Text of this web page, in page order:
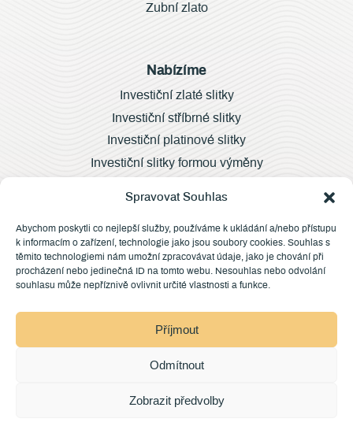
Spravovat Souhlas
Abychom poskytli co nejlepší služby, používáme k ukládání a/nebo přístupu
k informacím o zařízení, technologie jako jsou soubory cookies. Souhlas s
těmito technologiemi nám umožní zpracovávat údaje, jako je chování při
procházení nebo jedinečná ID na tomto webu. Nesouhlas nebo odvolání
souhlasu může nepříznivě ovlivnit určité vlastnosti a funkce.
Příjmout
Odmítnout
Zobrazit předvolby
Zubní zlato
Nabízíme
Investiční zlaté slitky
Investiční stříbrné slitky
Investiční platinové slitky
Investiční slitky formou výměny
Další informace
Registr klenotnických slitin
Nejčastější otázky